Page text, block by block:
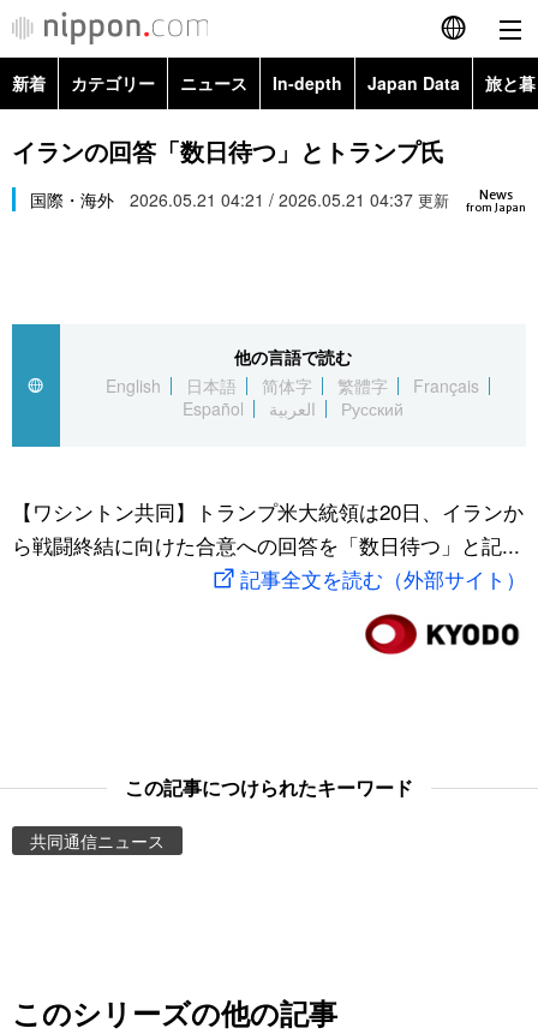
English
简体字
繁體字
العربية
社会
スポーツ・東京2020
旅と暮らし
Images
新着 カテゴリー ニュース In-depth Japan Data 旅と
政治・外交
経済・ビジネス
社会
文化
科学・技術
暮らし
Images
お知らせ
イランの回答「数日待つ」とトランプ氏
News
from Japan
国際・海外 2026.05.21 04:21 / 2026.05.21 04:37 更新
他の言語で読む
English
日本語 简体字 繁體字
Français
Español
العربية Русский
【ワシントン共同】トランプ米大統領は20日、イランか
ら戦闘終結に向けた合意への回答を「数日待つ」と記...
記事全文を読む（外部サイト）
この記事につけられたキーワード
共同通信ニュース
このシリーズの他の記事